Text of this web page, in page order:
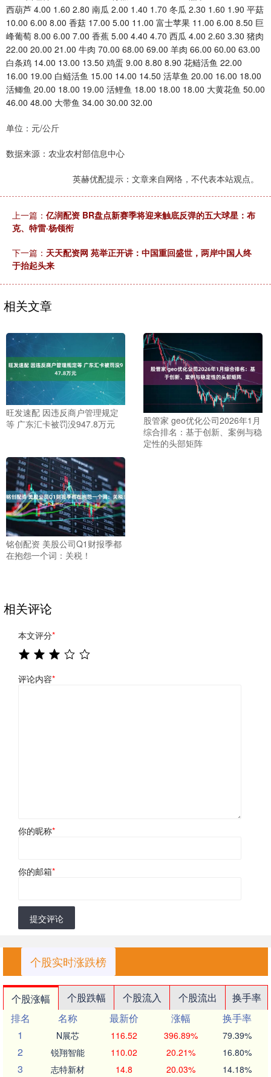
西葫芦 4.00 1.60 2.80 南瓜 2.00 1.40 1.70 冬瓜 2.30 1.60 1.90 平菇
10.00 6.00 8.00 香菇 17.00 5.00 11.00 富士苹果 11.00 6.00 8.50 巨
峰葡萄 8.00 6.00 7.00 香蕉 5.00 4.40 4.70 西瓜 4.00 2.60 3.30 猪肉
22.00 20.00 21.00 牛肉 70.00 68.00 69.00 羊肉 66.00 60.00 63.00
白条鸡 14.00 13.00 13.50 鸡蛋 9.00 8.80 8.90 花鲢活鱼 22.00
16.00 19.00 白鲢活鱼 15.00 14.00 14.50 活草鱼 20.00 16.00 18.00
活鲫鱼 20.00 18.00 19.00 活鲤鱼 18.00 18.00 18.00 大黄花鱼 50.00
46.00 48.00 大带鱼 34.00 30.00 32.00
单位：元/公斤
数据来源：农业农村部信息中心
英赫优配提示：文章来自网络，不代表本站观点。
上一篇： 亿润配资 BR盘点新赛季将迎来触底反弹的五大球星：布
克、特雷·杨领衔
下一篇： 天天配资网 苑举正开讲：中国重回盛世，两岸中国人终
于抬起头来
相关文章
旺发速配 因违反商户管理规定
等 广东汇卡被罚没947.8万元
股管家 geo优化公司2026年1月
综合排名：基于创新、案例与稳
定性的头部矩阵
铭创配资 美股公司Q1财报季都
在抱怨一个词：关税！
相关评论
本文评分*
评论内容*
你的昵称*
你的邮箱*
提交评论
个股实时涨跌榜
个股涨幅 个股跌幅 个股流入 个股流出
换手率
排名
名称 最新价 涨幅
换手率
1
N展芯 116.52 396.89% 79.39%
2 锐翔智能 110.02 20.21% 16.80%
3 志特新材 14.8 20.03% 14.18%